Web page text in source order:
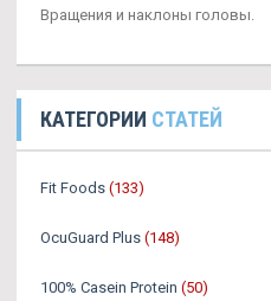
Вращения и наклоны головы.
КАТЕГОРИИ СТАТЕЙ
Fit Foods (133)
OcuGuard Plus (148)
100% Casein Protein (50)